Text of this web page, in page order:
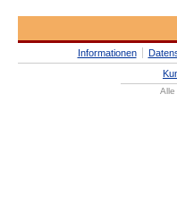
Informationen